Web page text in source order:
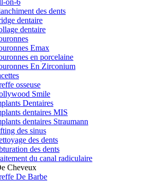
des dents
dentaire
dentaire
Emax
en porcelaine
En Zirconium
osseuse
Smile
Dentaires
dentaires MIS
dentaires Straumann
des sinus
des dents
des dents
du canal radiculaire
Cheveux
De Barbe